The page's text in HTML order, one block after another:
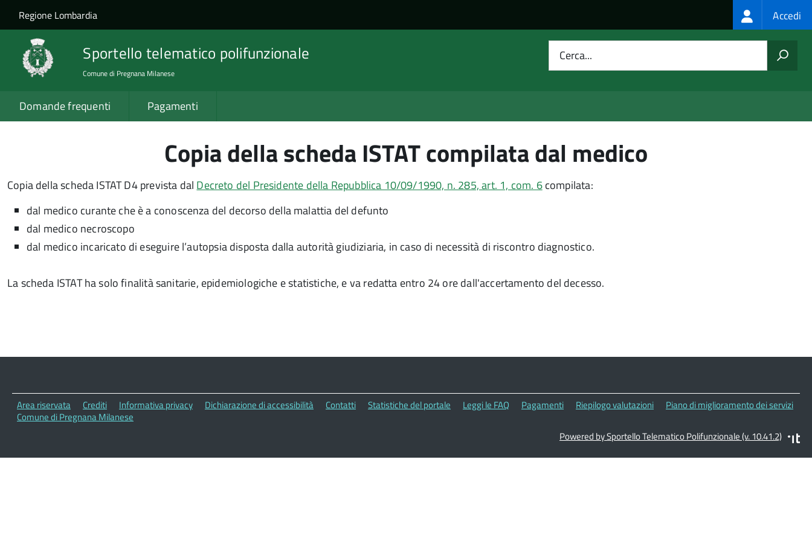
Salta al contenuto principale
Skip to site navigation
Regione Lombardia Login
menu
Accedi
Sportello telematico polifunzionale
Comune di Pregnana Milanese
Cerca...
Domande frequenti Pagamenti
Copia della scheda ISTAT compilata dal medico
Copia della scheda ISTAT D4 prevista dal Decreto del Presidente della Repubblica 10/09/1990, n. 285, art. 1, com. 6compilata:
dal medico curante che è a conoscenza del decorso della malattia del defunto
dal medico necroscopo
dal medico incaricato di eseguire l’autopsia disposta dalla autorità giudiziaria, in caso di necessità di riscontro diagnostico.
La scheda ISTAT ha solo finalità sanitarie, epidemiologiche e statistiche, e va redatta entro 24 ore dall'accertamento del decesso.
Area riservata Crediti Informativa privacy Dichiarazione di accessibilità Contatti Statistiche del portale Leggi le FAQ Pagamenti Riepilogo valutazioni
Piano di miglioramento dei servizi
Comune di Pregnana Milanese
Powered by Sportello Telematico Polifunzionale (v. 10.41.2)